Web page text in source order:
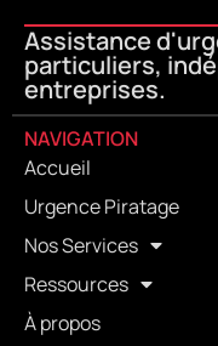
Assistance
particuliers,
entreprises.
NAVIGATION
Accueil
Urgence Piratage
Nos Services
Ressources
À propos